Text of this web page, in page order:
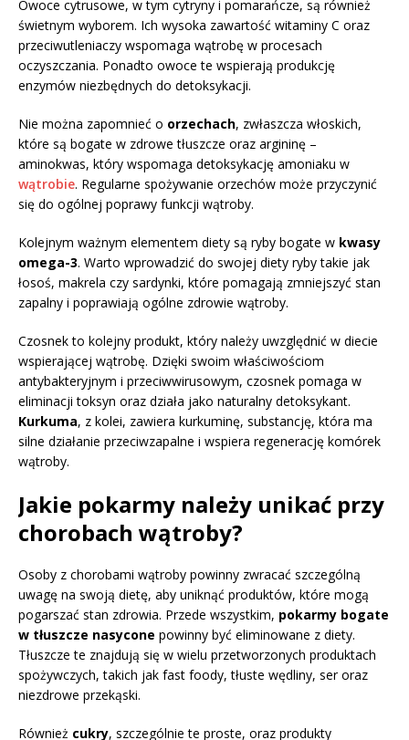
Owoce cytrusowe, w tym cytryny i pomarańcze, są również
świetnym wyborem. Ich wysoka zawartość witaminy C oraz
przeciwutleniaczy wspomaga wątrobę w procesach
oczyszczania. Ponadto owoce te wspierają produkcję
enzymów niezbędnych do detoksykacji.
Nie można zapomnieć o orzechach, zwłaszcza włoskich,
które są bogate w zdrowe tłuszcze oraz argininę –
aminokwas, który wspomaga detoksykację amoniaku w
wątrobie. Regularne spożywanie orzechów może przyczynić
się do ogólnej poprawy funkcji wątroby.
Kolejnym ważnym elementem diety są ryby bogate w kwasy
omega-3. Warto wprowadzić do swojej diety ryby takie jak
łosoś, makrela czy sardynki, które pomagają zmniejszyć stan
zapalny i poprawiają ogólne zdrowie wątroby.
Czosnek to kolejny produkt, który należy uwzględnić w diecie
wspierającej wątrobę. Dzięki swoim właściwościom
antybakteryjnym i przeciwwirusowym, czosnek pomaga w
eliminacji toksyn oraz działa jako naturalny detoksykant.
Kurkuma, z kolei, zawiera kurkuminę, substancję, która ma
silne działanie przeciwzapalne i wspiera regenerację komórek
wątroby.
Jakie pokarmy należy unikać przy
chorobach wątroby?
Osoby z chorobami wątroby powinny zwracać szczególną
uwagę na swoją dietę, aby uniknąć produktów, które mogą
pogarszać stan zdrowia. Przede wszystkim, pokarmy bogate
w tłuszcze nasycone powinny być eliminowane z diety.
Tłuszcze te znajdują się w wielu przetworzonych produktach
spożywczych, takich jak fast foody, tłuste wędliny, ser oraz
niezdrowe przekąski.
Również cukry, szczególnie te proste, oraz produkty